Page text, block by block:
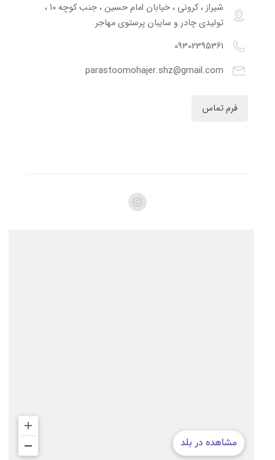
شیراز ، کرونی ، خیابان امام حسین ، جنب کوچه 10 ،
تولیدی چادر و سایبان پرستوی مهاجر
09302395361
parastoomohajer.shz@gmail.com
فرم تماس